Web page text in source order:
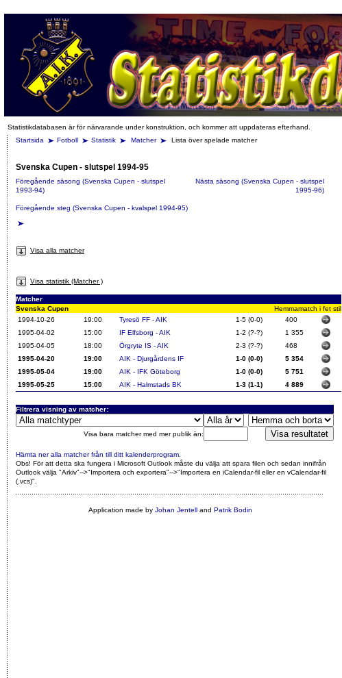
Statistikdatabasen är för närvarande under konstruktion, och kommer att uppdateras efterhand.
Startsida
Fotboll Statistik Matcher Lista över spelade matcher
Svenska Cupen - slutspel 1994-95
Föregående säsong (Svenska Cupen - slutspel
1993-94)
Nästa säsong (Svenska Cupen - slutspel
1995-96)
Föregående steg (Svenska Cupen - kvalspel 1994-95)
Visa alla matcher
Visa statistik (Matcher )
Matcher
Svenska Cupen
Hemmamatch i fet stil
1994-10-26
19:00 Tyresö FF - AIK 1-5 (0-0)
400
1995-04-02
15:00 IF Elfsborg - AIK 1-2 (?-?)
1 355
1995-04-05
18:00 Örgryte IS - AIK 2-3 (?-?)
468
1995-04-20
19:00 AIK - Djurgårdens IF 1-0 (0-0)
5 354
1995-05-04
19:00 AIK - IFK Göteborg 1-0 (0-0)
5 751
1995-05-25
15:00 AIK - Halmstads BK 1-3 (1-1) 4 889
Filtrera visning av matcher:
Visa bara matcher med mer publik än:
Hämta ner alla matcher från till ditt kalenderprogram
Obs! För att detta ska fungera i Microsoft Outlook måste du välja att spara filen och sedan innifrån
Outlook välja "Arkiv"-->"Importera och exportera"-->"Importera en iCalendar-fil eller en vCalendar-fil
(.vcs)"
Application made by Johan Jentelland Patrik Bodin